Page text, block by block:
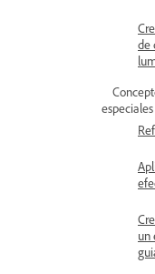
de
especiales
un